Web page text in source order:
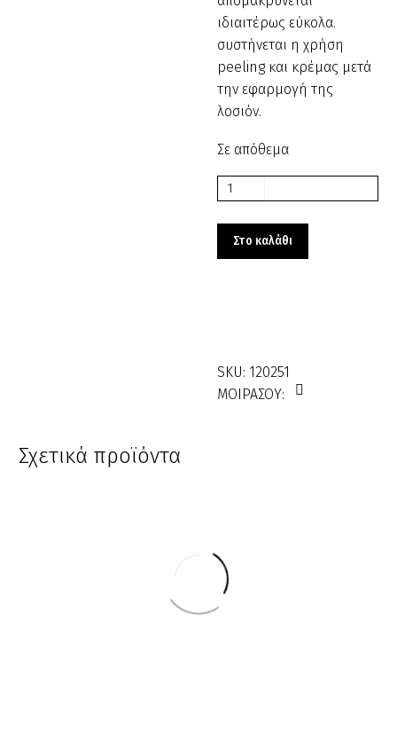
ιδιαιτέρως εύκολα.
συστήνεται η χρήση
peeling και κρέμας μετά
την εφαρμογή της
λοσιόν.
Σε απόθεμα
Κερατολυτική
L’opal
Στο καλάθι
SKU: 120251
ΜΟΙΡΑΣΟΥ:
Σχετικά προϊόντα